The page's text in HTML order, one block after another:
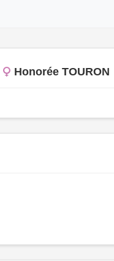
Honorée TOURON